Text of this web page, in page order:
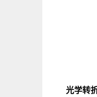
光学转